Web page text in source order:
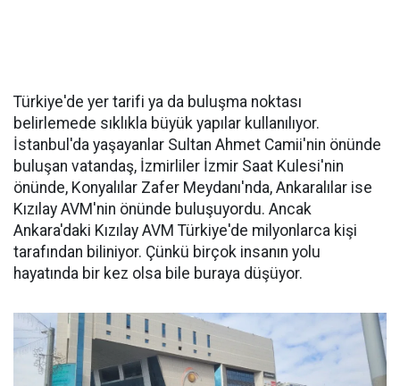
Türkiye'de yer tarifi ya da buluşma noktası
belirlemede sıklıkla büyük yapılar kullanılıyor.
İstanbul'da yaşayanlar Sultan Ahmet Camii'nin önünde
buluşan vatandaş, İzmirliler İzmir Saat Kulesi'nin
önünde, Konyalılar Zafer Meydanı'nda, Ankaralılar ise
Kızılay AVM'nin önünde buluşuyordu. Ancak
Ankara'daki Kızılay AVM Türkiye'de milyonlarca kişi
tarafından biliniyor. Çünkü birçok insanın yolu
hayatında bir kez olsa bile buraya düşüyor.